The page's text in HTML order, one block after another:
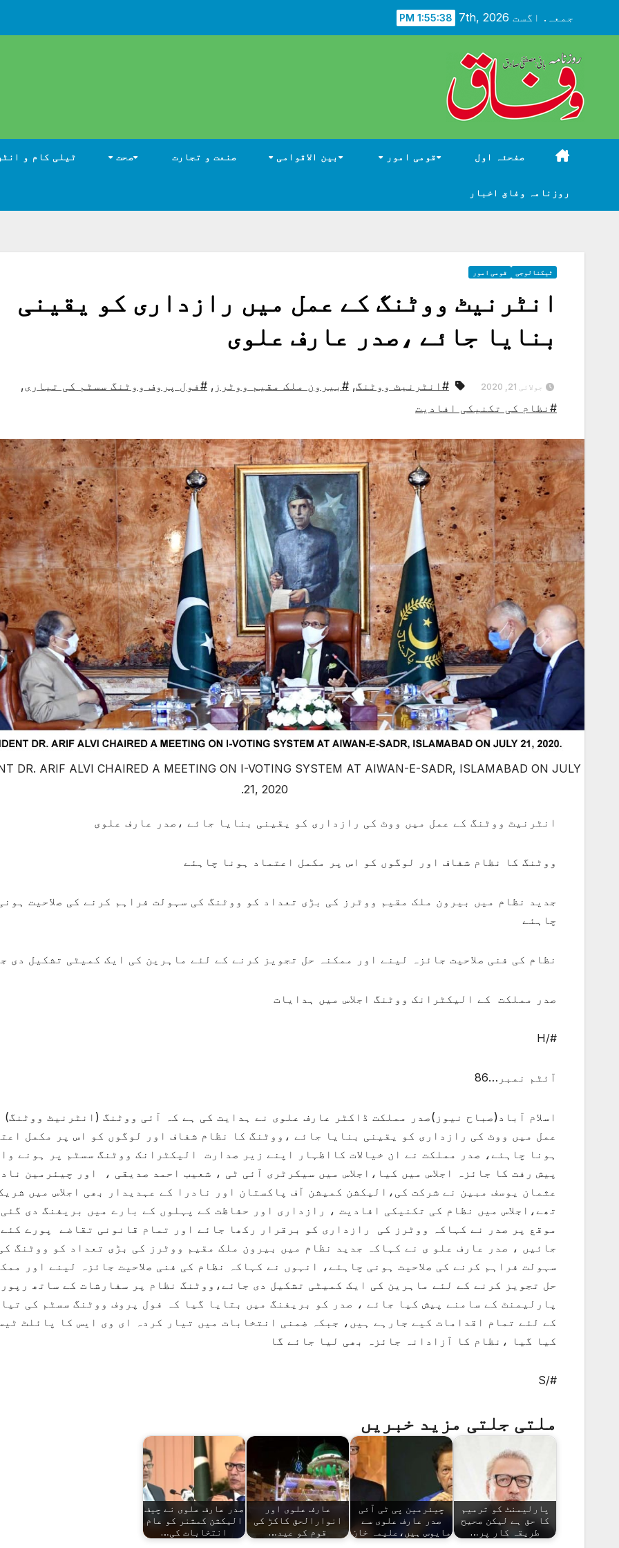
جمعہ. اگست 7th, 2026 1:55:39 PM
صفحئہ اول قومی امور بین الاقوامی صنعت و تجارت صحت ٹیلی کام و
روزنامہ وفاق اخبار
ٹیکنالوجی قومی امور
انٹرنیٹ ووٹنگ کے عمل میں رازداری کو یقینی
بنایا جائے ،صدر عارف علوی
جولائی 21, 2020 #انٹرنیٹ ووٹنگ, #بیرون ملک مقیم ووٹرز , #فول پروف ووٹنگ سسٹم کی تیاری,
#نظام کی تکنیکی افادیت
DR. ARIF ALVI CHAIRED A MEETING ON I-VOTING SYSTEM AT AIWAN-E-SADR, ISLAMABAD ON JULY
21, 2020.
انٹرنیٹ ووٹنگ کے عمل میں ووٹ کی رازداری کو یقینی بنایا جائے ،صدر عارف علوی
ووٹنگ کا نظام شفاف اور لوگوں کو اس پر مکمل اعتماد ہونا چاہئے
جدید نظام میں بیرون ملک مقیم ووٹرز کی بڑی تعداد کو ووٹنگ کی سہولت فراہم کرنے کی صلاحیت
چاہئے
نظام کی فنی صلاحیت جائزہ لینے اور ممکنہ حل تجویز کرنے کے لئے ماہرین کی ایک کمیٹی تشکیل دی
صدر مملکت کے الیکٹرانک ووٹنگ اجلاس میں ہدایات
#/H
آئٹم نمبر…86
اسلام آباد(صباح نیوز)صدر مملکت ڈاکٹر عارف علوی نے ہدایت کی ہے کہ آئی ووٹنگ (انٹرنیٹ ووٹنگ)
عمل میں ووٹ کی رازداری کو یقینی بنایا جائے ،ووٹنگ کا نظام شفاف اور لوگوں کو اس پر مکمل
ہونا چاہئے، صدر مملکت نے ان خیالات کااظہار اپنے زیر صدارت الیکٹرانک ووٹنگ سسٹم پر ہونے
پیش رفت کا جائزہ اجلاس میں کیا،اجلاس میں سیکرٹری آئی ٹی ، شعیب احمد صدیقی ، اور چیئرمین
عثمان یوسف مبین نے شرکت کی،الیکشن کمیشن آف پاکستان اور نادرا کے عہدیدار بھی اجلاس میں
تھے،اجلاس میں نظام کی تکنیکی افادیت ، رازداری اور حفاظت کے پہلوں کے بارے میں بریفنگ دی
موقع پر صدر نے کہاکہ ووٹرز کی رازداری کو برقرار رکھا جائے اور تمام قانونی تقاضے پورے کئے
جائیں ، صدر عارف علو ی نے کہاکہ جدید نظام میں بیرون ملک مقیم ووٹرز کی بڑی تعداد کو ووٹنگ
سہولت فراہم کرنے کی صلاحیت ہونی چاہئے، انہوں نے کہاکہ نظام کی فنی صلاحیت جائزہ لینے اور
حل تجویز کرنے کے لئے ماہرین کی ایک کمیٹی تشکیل دی جائے،ووٹنگ نظام پر سفارشات کے ساتھ
پارلیمنٹ کے سامنے پیش کیا جائے ، صدر کو بریفنگ میں بتایا گیا کہ فول پروف ووٹنگ سسٹم کی
کے لئے تمام اقدامات کیے جارہے ہیں، جبکہ ضمنی انتخابات میں تیار کردہ ای وی ایس کا پائلٹ
کیا گیا ،نظام کا آزادانہ جائزہ بھی لیا جائے گا
#/S
ملتی جلتی مزید خبریں
پارلیمنٹ کو ترمیم
کا حق ہے لیکن صحیح
طریقہ کار پر…
چیئرمین پی ٹی آئی
صدر عارف علوی سے
مایوس ہیں،علیمہ خان
عارف علوی اور
انوارالحق کاکڑ کی
قوم کو عید…
صدر عارف علوی نے چیف
الیکشن کمشنر کو عام
انتخابات کی…